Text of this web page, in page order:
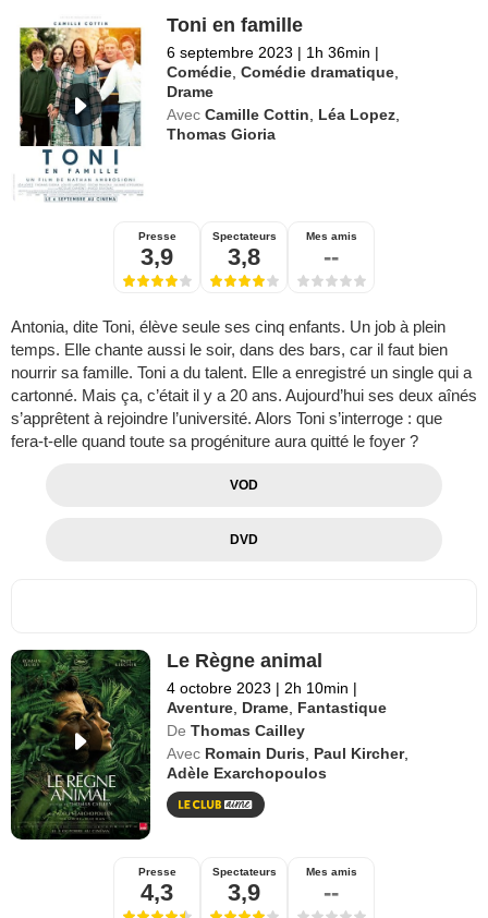
Toni en famille
6 septembre 2023 | 1h 36min |
Comédie ,Comédie dramatique
Drame
Avec Camille Cottin Léa Lopez
Thomas Gioria
Presse
3,9
Spectateurs
3,8
Mes amis
--
Antonia, dite Toni, élève seule ses cinq enfants. Un job à plein
temps. Elle chante aussi le soir, dans des bars, car il faut bien
nourrir sa famille. Toni a du talent. Elle a enregistré un single qui a
cartonné. Mais ça, c’était il y a 20 ans. Aujourd’hui ses deux aînés
s’apprêtent à rejoindre l’université. Alors Toni s’interroge : que
fera-t-elle quand toute sa progéniture aura quitté le foyer ?
VOD
DVD
Le Règne animal
4 octobre 2023 | 2h 10min |
Aventure Drame Fantastique
De Thomas Cailley
Avec Romain Duris Paul Kircher,
Adèle Exarchopoulos
Presse
4,3
Spectateurs
3,9
Mes amis
--